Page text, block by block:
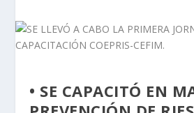
• SE CAPACITÓ EN